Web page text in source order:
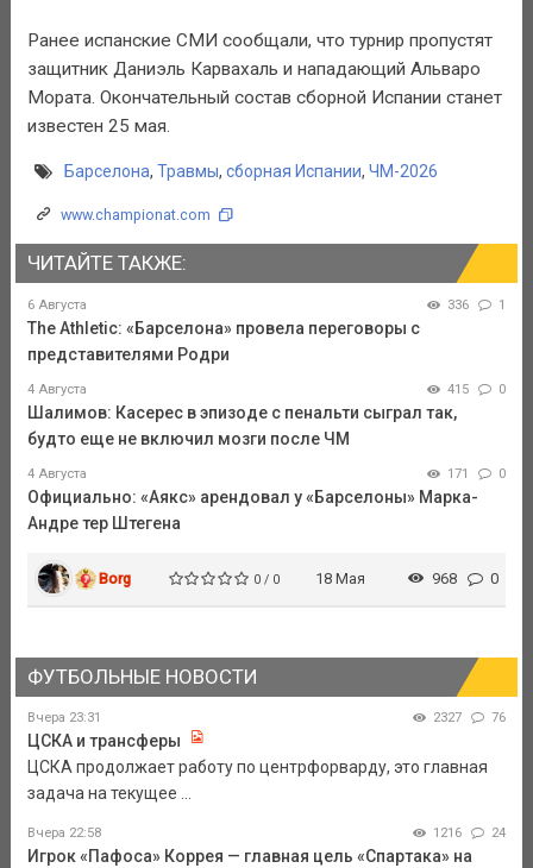
Ранее испанские СМИ сообщали, что турнир пропустят
защитник Даниэль Карвахаль и нападающий Альваро
Мората. Окончательный состав сборной Испании станет
известен 25 мая.
Барселона, Травмы, сборная Испании, ЧМ-2026
www.championat.com
ЧИТАЙТЕ ТАКЖЕ:
6 Августа 336 1
The Athletic: «Барселона» провела переговоры с
представителями Родри
4 Августа 415 0
Шалимов: Касерес в эпизоде с пенальти сыграл так,
будто еще не включил мозги после ЧМ
4 Августа 171 0
Официально: «Аякс» арендовал у «Барселоны» Марка-
Андре тер Штегена
Borg 0 / 0 18 Мая 968 0
ФУТБОЛЬНЫЕ НОВОСТИ
Вчера 23:31 2327 76
ЦСКА и трансферы
ЦСКА продолжает работу по центрфорварду, это главная
задача на текущее ...
Вчера 22:58 1216 24
Игрок «Пафоса» Коррея — главная цель «Спартака» на